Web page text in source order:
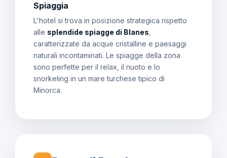
Spiaggia
L'hotel si trova in posizione strategica rispetto
alle splendide spiagge di Blanes
caratterizzate da acque cristalline e paesaggi
naturali incontaminati. Le spiagge della zona
sono perfette per il relax, il nuoto e lo
snorkeling in un mare turchese tipico di
Minorca.